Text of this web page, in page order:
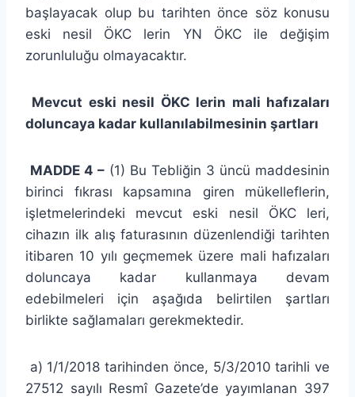
başlayacak olup bu tarihten önce söz konusu
eski nesil ÖKC lerin YN ÖKC ile değişim
zorunluluğu olmayacaktır.
Mevcut eski nesil ÖKC lerin mali hafızaları
doluncaya kadar kullanılabilmesinin şartları
MADDE 4 – (1) Bu Tebliğin 3 üncü maddesinin
birinci fıkrası kapsamına giren mükelleflerin,
işletmelerindeki mevcut eski nesil ÖKC leri,
cihazın ilk alış faturasının düzenlendiği tarihten
itibaren 10 yılı geçmemek üzere mali hafızaları
doluncaya kadar kullanmaya devam
edebilmeleri için aşağıda belirtilen şartları
birlikte sağlamaları gerekmektedir.
a) 1/1/2018 tarihinden önce, 5/3/2010 tarihli ve
27512 sayılı Resmî Gazete’de yayımlanan 397